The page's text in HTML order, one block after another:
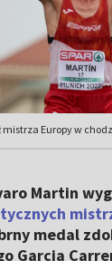
mistrza Europy w
Martin
medal
Garcia